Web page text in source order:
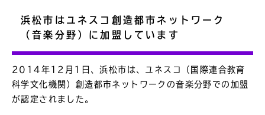
浜松市はユネスコ創造都市ネットワーク
（音楽分野）に加盟しています
2014年12月1日、浜松市は、ユネスコ（国際連合教育
科学文化機関）創造都市ネットワークの音楽分野での加盟
が認定されました。